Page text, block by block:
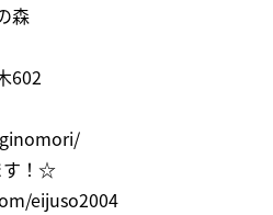
森
602
す！☆
eijuso2004